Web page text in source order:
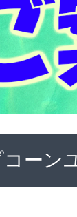
コーン